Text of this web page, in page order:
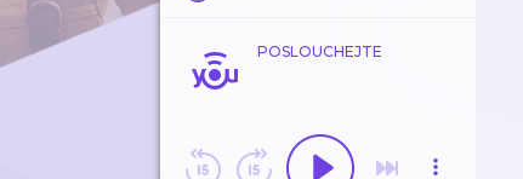
POSLOUCHEJTE